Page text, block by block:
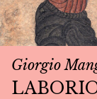
Giorgio